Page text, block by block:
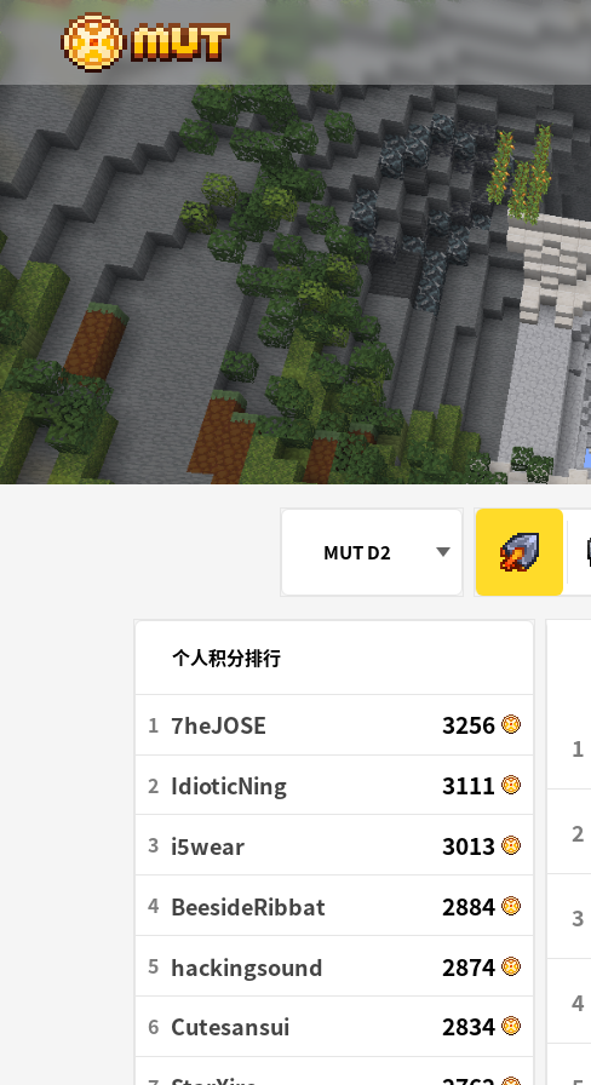
MUT D2
个人积分排行
1 7heJOSE 3256
2 IdioticNing 3111
3 i5wear 3013
4 BeesideRibbat 2884
5 hackingsound 2874
6 Cutesansui 2834
1
2
3
4